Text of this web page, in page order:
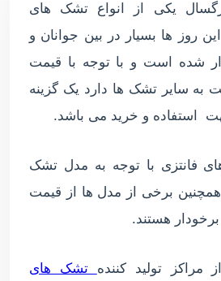
یکی از انواع تشک های
روز ها بسیار در بین جوانان و
شده است و با توجه با قیمت
به سایر تشک ها دارد یک گزینه
استفاده و خرید می باشد.
فانتزی با توجه به مدل تشک
برخی از مدل ها از قیمت
هستند.
مراکز تولید کننده تشک های